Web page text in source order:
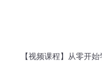
【视频课程】从零开